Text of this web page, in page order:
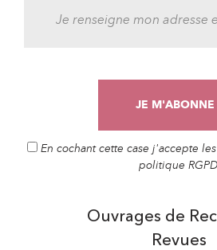
En cochant cette case j'accepte
politique RGPD
Ouvrages de
Revues